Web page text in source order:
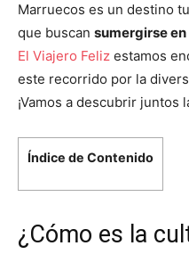
Marruecos es un destino
que buscan sumergirse
El Viajero Feliz estamos
este recorrido por la
¡Vamos a descubrir juntos
Índice de Contenido
¿Cómo es la